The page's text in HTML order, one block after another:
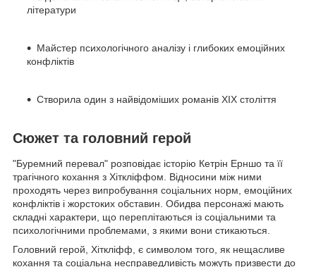
літератури
Майстер психологічного аналізу і глибоких емоційних
конфліктів
Створила один з найвідоміших романів XIX століття
Сюжет та головний герой
"Буремний перевал" розповідає історію Кетрін Ерншо та її
трагічного кохання з Хіткліффом. Відносини між ними
проходять через випробування соціальних норм, емоційних
конфліктів і жорстоких обставин. Обидва персонажі мають
складні характери, що переплітаються із соціальними та
психологічними проблемами, з якими вони стикаються.
Головний герой, Хіткліфф, є символом того, як нещасливе
кохання та соціальна несправедливість можуть призвести до